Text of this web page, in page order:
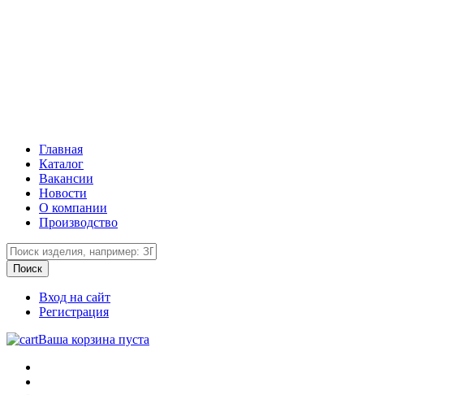
Главная
Каталог
Вакансии
Новости
О компании
Производство
Вход на сайт
Регистрация
Ваша корзина пуста